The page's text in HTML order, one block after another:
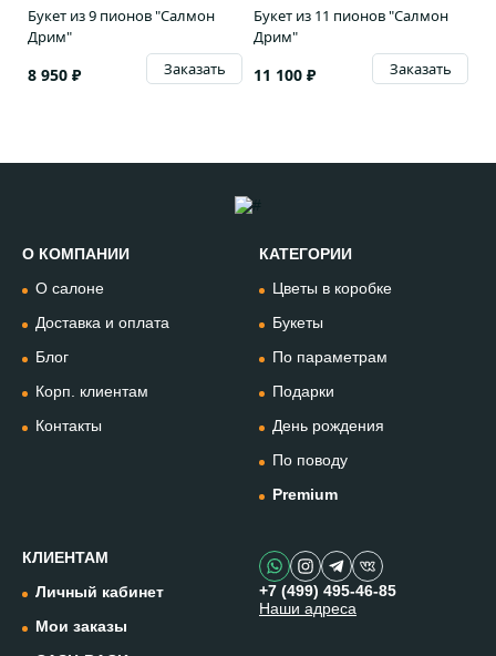
Букет из 9 пионов "Салмон
Дрим"
8 950 ₽ Заказать
Букет из 11 пионов "Салмон
Дрим"
11 100 ₽ Заказать
О КОМПАНИИ
О салоне
Доставка и оплата
Блог
Корп. клиентам
Контакты
КАТЕГОРИИ
Цветы в коробке
Букеты
По параметрам
Подарки
День рождения
По поводу
Premium
КЛИЕНТАМ
Личный кабинет
Мои заказы
+7 (499) 495-46-85
Наши адреса
Позвонить
+74994954685
WhatsApp
+79912981236
@omflowersbot
Instagram